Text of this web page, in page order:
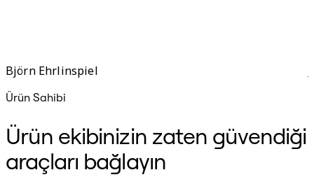
Björn Ehrlinspiel
Ürün Sahibi
Ürün ekibinizin zaten güvendiği
araçları bağlayın